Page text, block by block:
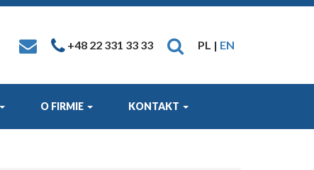
+48 22 331 33 33 PL | EN
O FIRMIE KONTAKT